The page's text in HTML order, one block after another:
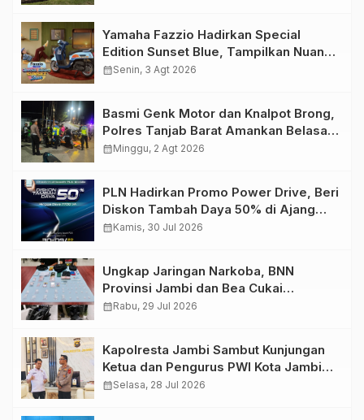
Yamaha Fazzio Hadirkan Special
Edition Sunset Blue, Tampilkan Nuansa
Retro Summer yang Semakin Skena
calendar_monthSenin, 3 Agt 2026
Basmi Genk Motor dan Knalpot Brong,
Polres Tanjab Barat Amankan Belasan
Kendaraan
calendar_monthMinggu, 2 Agt 2026
PLN Hadirkan Promo Power Drive, Beri
Diskon Tambah Daya 50% di Ajang
GIIAS 2026
calendar_monthKamis, 30 Jul 2026
Ungkap Jaringan Narkoba, BNN
Provinsi Jambi dan Bea Cukai
Amankan Sembilan Pelaku beserta
calendar_monthRabu, 29 Jul 2026
Kapolresta Jambi Sambut Kunjungan
Ketua dan Pengurus PWI Kota Jambi
Perkuat Sinergi dan Kolaborasi
calendar_monthSelasa, 28 Jul 2026